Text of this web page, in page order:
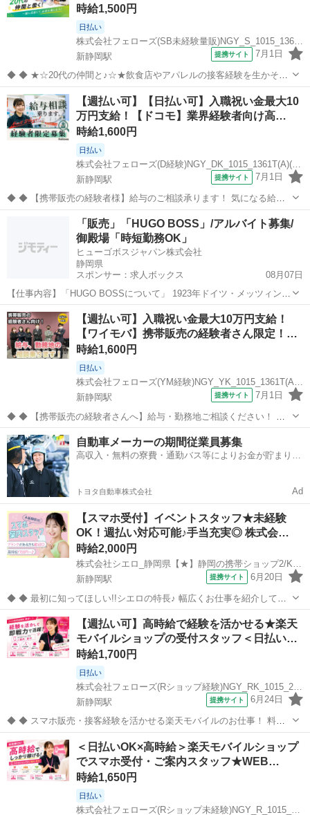
時給1,500円
日払い
株式会社フェローズ(SB未経験量販)NGY_S_1015_1361T(A)(NGY)
新静岡駅
提携サイト 7月1日
◆ ◆ ★☆20代の仲間と♪☆★飲食店やアパレルの接客経験を生かそ
う!! 携帯販売って難しそう・・という方でも安心！ みんな飲食店やコ
ンビニの接客経験者◎ 未経験の方が大半を占めるお仕事なんです(=ﾟ
ωﾟ)ﾉ 【日払い...
静岡 静岡市 新静岡駅 携帯ショップ
【週払い可】【日払い可】入職祝い金最大10
万円支給！【ドコモ】業界経験者向け高…
時給1,600円
日払い
株式会社フェローズ(D経験)NGY_DK_1015_1361T(A)(NGY)
新静岡駅
提携サイト 7月1日
◆ ◆ 【携帯販売の経験者様】給与のご相談承ります！ 気になる給与
面は、ご希望に添えるようにしっかり相談いたします。 「給与を改善
したい」「将来のことを考えていきたい」という経験者さんを応援し
ます。 来社不要のWEB面...
新静岡駅
「販売」「HUGO BOSS」/アルバイト募集/
御殿場「時短勤務OK」
ヒューゴボスジャパン株式会社
静岡県
スポンサー：求人ボックス
08月07日
【仕事内容】「HUGO BOSSについて」 1923年ドイツ・メッツィンゲ
ンにて創立。 コアラインのボス 「ボス ブラック、ボス セレクショ
ン」 そしてモードラインのヒューゴなど、それぞれ顧客に合わせてブ
ランドを展開しています。...
アルバイト・パート
【週払い可】入職祝い金最大10万円支給！
【ワイモバ】携帯販売の経験者さん限定！…
時給1,600円
日払い
株式会社フェローズ(YM経験)NGY_YK_1015_1361T(A)(NGY)
新静岡駅
提携サイト 7月1日
◆ ◆ 【携帯販売の経験者さんへ】給与・勤務地ご相談ください！ 給
与と勤務地で悩んでいる経験者さんや、 他業種から戻ってくる経験者
さんが増えています。 経験者さんならではの悩み、お聞かせくださ
い！ 一次請けだから出来る...
静岡 静岡市 新静岡駅 携帯ショップ
自動車メーカーの期間従業員募集
高収入・無料の寮費・通勤バス等によりお金が貯まりや
トヨタ自動車株式会社 Ad
【スマホ受付】イベントスタッフ★未経験
OK！週払い対応可能♪手当充実◎ 株式会…
時給2,000円
株式会社シエロ_静岡県【★】静岡の携帯ショップ2/KB6
新静岡駅
提携サイト 6月20日
◆ ◆ 最初に知ってほしい!!シエロの特長♪ 幅広くお仕事を紹介してい
る当社！ 専任のコーディネーターがあなたの希望をしっかりお伺いし
て、お仕事探しに丁寧に向き合います！ ＼＼うれしい高収入×週払い♪
／／ 高収入でしっか...
静岡 静岡市 新静岡駅 携帯ショップ
【週払い可】高時給で経験を活かせる★楽天
モバイルショップの受付スタッフ＜日払い…
時給1,700円
日払い
株式会社フェローズ(Rショップ経験)NGY_RK_1015_2768S(A)(NGY)
新静岡駅
提携サイト 6月24日
◆ ◆ スマホ販売・接客経験を活かせる楽天モバイルのお仕事！ 料金
プランがシンプルなので、他キャリアでの経験がある方も覚えやすい
のがポイント♪ お任せするのは、お客様への受付対応やプラン・機種
のご案内、契約サポートなど...
静岡 静岡市 新静岡駅 携帯ショップ
＜日払いOK×高時給＞楽天モバイルショップ
でスマホ受付・ご案内スタッフ★WEB…
時給1,650円
日払い